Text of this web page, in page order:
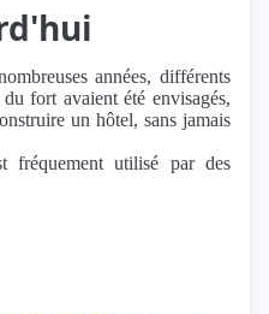
années, différents
fort avaient été envisagés,
un hôtel, sans jamais
fréquement utilisé par des